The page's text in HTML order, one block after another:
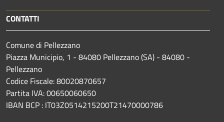
CONTATTI
Comune di Pellezzano
Piazza Municipio, 1 - 84080 Pellezzano (SA) - 84080 -
Pellezzano
Codice Fiscale: 80020870657
Partita IVA: 00650060650
IBAN BCP : IT03Z0514215200T21470000786